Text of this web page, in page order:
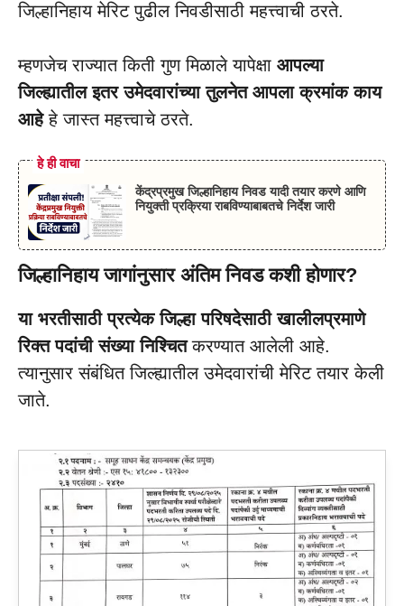
जिल्हानिहाय मेरिट पुढील निवडीसाठी महत्त्वाची ठरते.
म्हणजेच राज्यात किती गुण मिळाले यापेक्षा आपल्या
जिल्ह्यातील इतर उमेदवारांच्या तुलनेत आपला क्रमांक काय
आहेहे जास्त महत्त्वाचे ठरते.
हे ही वाचा
केंद्रप्रमुख जिल्हानिहाय निवड यादी तयार करणे आणि
नियुक्ती प्रक्रिया राबविण्याबाबतचे निर्देश जारी
जिल्हानिहाय जागांनुसार अंतिम निवड कशी होणार?
या भरतीसाठी प्रत्येक जिल्हा परिषदेसाठी खालीलप्रमाणे
रिक्त पदांची संख्या निश्चितकरण्यात आलेली आहे.
त्यानुसार संबंधित जिल्ह्यातील उमेदवारांची मेरिट तयार केली
जाते.